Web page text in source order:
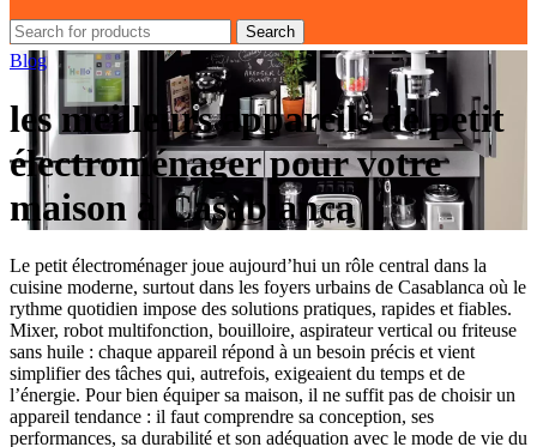
Search
Blog
les meilleurs appareils de petit
électroménager pour votre
maison à Casablanca
Le petit électroménager joue aujourd’hui un rôle central dans la
cuisine moderne, surtout dans les foyers urbains de Casablanca où le
rythme quotidien impose des solutions pratiques, rapides et fiables.
Mixer, robot multifonction, bouilloire, aspirateur vertical ou friteuse
sans huile : chaque appareil répond à un besoin précis et vient
simplifier des tâches qui, autrefois, exigeaient du temps et de
l’énergie. Pour bien équiper sa maison, il ne suffit pas de choisir un
appareil tendance : il faut comprendre sa conception, ses
performances, sa durabilité et son adéquation avec le mode de vie du